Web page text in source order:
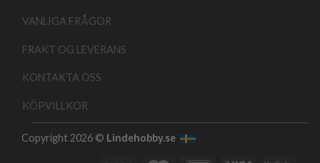
VANLIGA FRÅGOR
FRAKT OG LEVERANS
KONTAKTA OSS
KÖPVILLKOR
Copyright 2026 © Lindehobby.se